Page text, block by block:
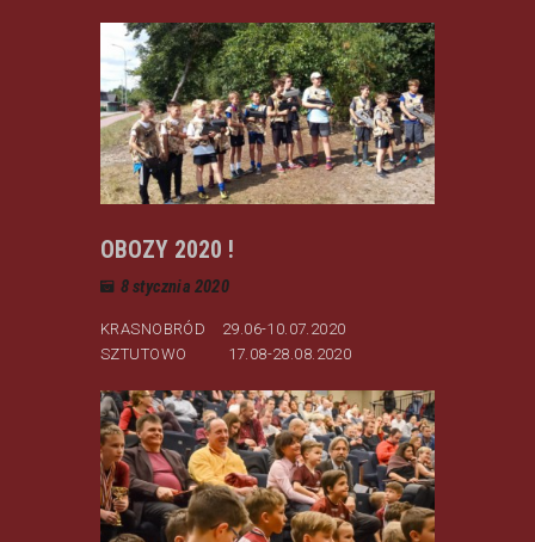
OBOZY 2020 !
8 stycznia 2020
KRASNOBRÓD 29.06-10.07.2020
SZTUTOWO 17.08-28.08.2020